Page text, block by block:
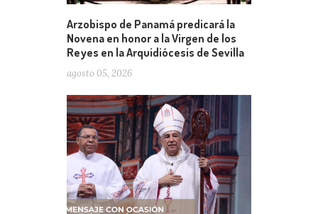
Arzobispo de Panamá predicará la
Novena en honor a la Virgen de los
Reyes en la Arquidiócesis de Sevilla
agosto 05, 2026